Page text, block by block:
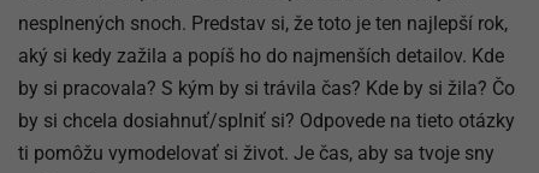
nesplnených snoch. Predstav si, že toto je ten najlepší rok,
aký si kedy zažila a popíš ho do najmenších detailov. Kde
by si pracovala? S kým by si trávila čas? Kde by si žila? Čo
by si chcela dosiahnuť/splniť si? Odpovede na tieto otázky
ti pomôžu vymodelovať si život. Je čas, aby sa tvoje sny